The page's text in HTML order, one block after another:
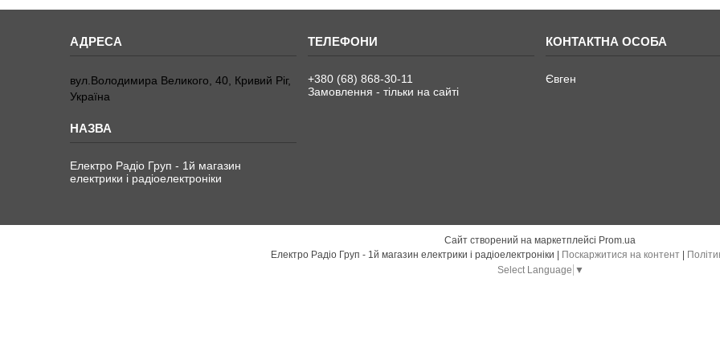
вул.Володимира Великого, 40, Кривий Ріг,
Україна
Електро Радіо Груп - 1й магазин
електрики і радіоелектроніки
+380 (68) 868-30-11
Замовлення - тільки на сайті
Євген
Сайт створений на маркетплейсі Prom.ua
Поскаржитися на контент
Select Language ▼